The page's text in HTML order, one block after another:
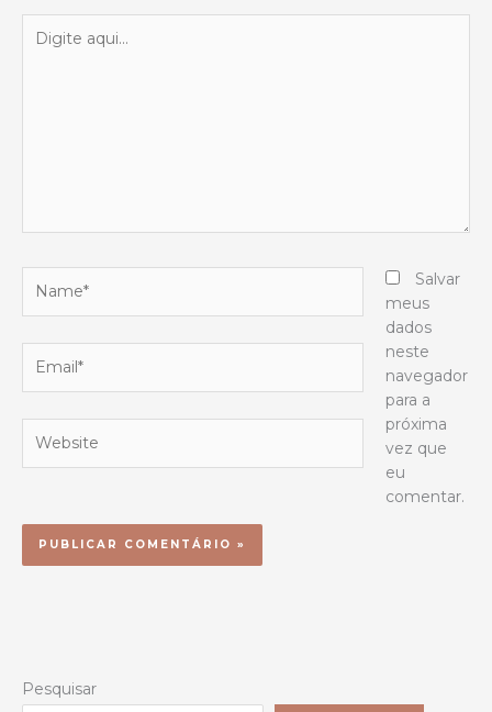
aqui...
Salvar
meus
dados
neste
navegador
para a
próxima
vez que
eu
comentar.
Pesquisar